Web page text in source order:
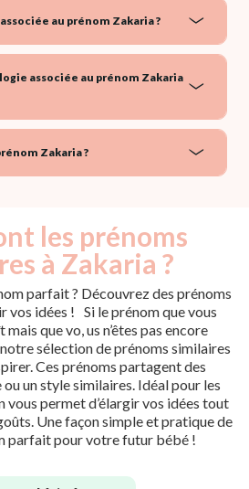
au prénom Zakaria ?
associée au prénom Zakaria
Zakaria ?
les prénoms
à Zakaria ?
parfait ? Découvrez des prénoms
vos idées ! Si le prénom que vous
que vo, us n’êtes pas encore
sélection de prénoms similaires
Ces prénoms partagent des
un style similaires. Idéal pour les
vous permet d’élargir vos idées tout
Une façon simple et pratique de
parfait pour votre futur bébé !